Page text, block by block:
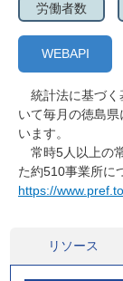
労働者数
WEBAPI
統計法に基づく
いて毎月の徳島
います。
常時5人以上の
た約510事業所に
https://
リソース